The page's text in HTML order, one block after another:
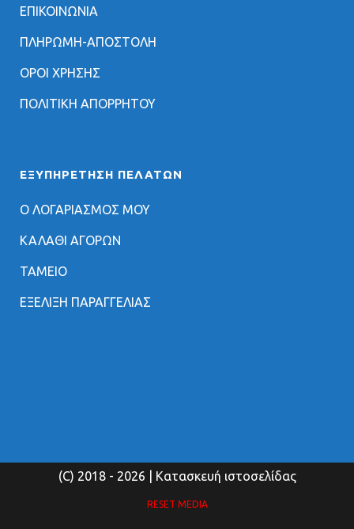
ΕΠΙΚΟΙΝΩΝΙΑ
ΠΛΗΡΩΜΗ-ΑΠΟΣΤΟΛΗ
ΟΡΟΙ ΧΡΗΣΗΣ
ΠΟΛΙΤΙΚΗ ΑΠΟΡΡΗΤΟΥ
ΕΞΥΠΗΡΈΤΗΣΗ ΠΕΛΑΤΏΝ
Ο ΛΟΓΑΡΙΑΣΜΟΣ ΜΟΥ
ΚΑΛΑΘΙ ΑΓΟΡΩΝ
ΤΑΜΕΙΟ
ΕΞΕΛΙΞΗ ΠΑΡΑΓΓΕΛΙΑΣ
(C) 2018 - 2026 | Κατασκευή ιστοσελίδας
RESET MEDIA